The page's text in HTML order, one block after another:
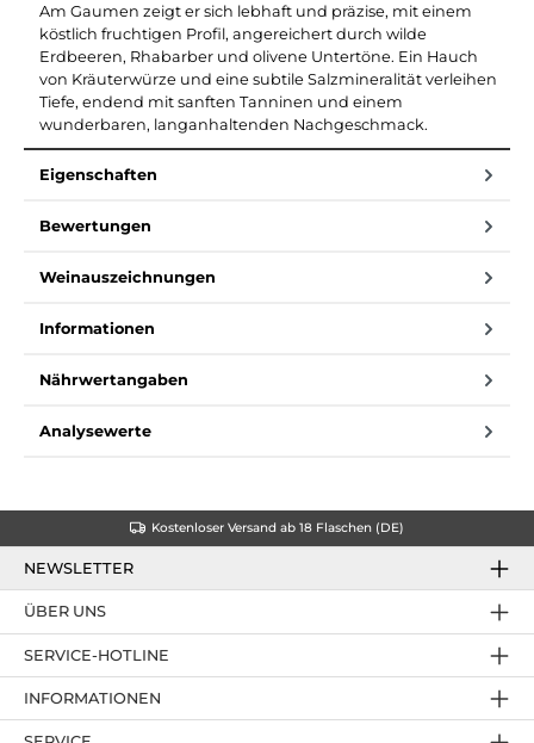
Am Gaumen zeigt er sich lebhaft und präzise, mit einem
köstlich fruchtigen Profil, angereichert durch wilde
Erdbeeren, Rhabarber und olivene Untertöne. Ein Hauch
von Kräuterwürze und eine subtile Salzmineralität verleihen
Tiefe, endend mit sanften Tanninen und einem
wunderbaren, langanhaltenden Nachgeschmack.
Eigenschaften
Bewertungen
Weinauszeichnungen
Informationen
Nährwertangaben
Analysewerte
Kostenloser Versand ab 18 Flaschen (DE)
NEWSLETTER
SERVICE-HOTLINE
ÜBER UNS
INFORMATIONEN